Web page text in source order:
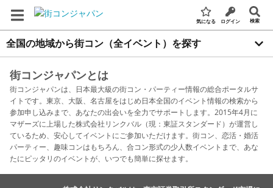
気になる ログイン 検索
全国の地域から街コン（全イベント）を探す
街コンジャパンとは
街コンジャパンは、日本最大級の街コン・パーティー情報の総合ポータルサ
イトです。東京、大阪、名古屋をはじめ日本全国のイベント情報の検索から
参加申し込みまで、あなたの出会いを全力でサポートします。2015年4月に
マザーズに上場した株式会社リンクバル（現：東証スタンダード）が運営し
ているため、安心してイベントにご参加いただけます。街コン、恋活・婚活
パーティー、趣味コンはもちろん、合コン形式の少人数イベントまで、あな
たにピッタリのイベントが、いつでも簡単に探せます。